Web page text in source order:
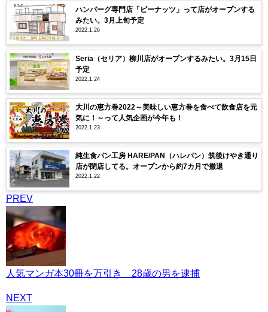
ハンバーグ専門店「ピーナッツ」って店がオープンする
みたい。3月上旬予定
2022.1.26
Seria（セリア）柳川店がオープンするみたい。3月15日
予定
2022.1.24
大川の恵方巻2022～美味しい恵方巻を食べて飲食店を元
気に！～って人気企画が今年も！
2022.1.23
純生食パン工房 HARE/PAN（ハレパン）筑後けやき通り
店が閉店してる。オープンから約7カ月で撤退
2022.1.22
PREV
人気マンガ本30冊を万引き 28歳の男を逮捕
NEXT